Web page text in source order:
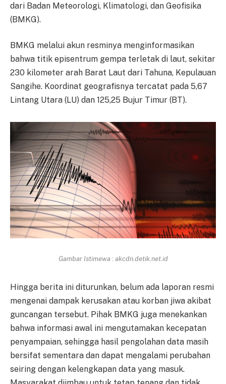
dari Badan Meteorologi, Klimatologi, dan Geofisika
(BMKG).
BMKG melalui akun resminya menginformasikan
bahwa titik episentrum gempa terletak di laut, sekitar
230 kilometer arah Barat Laut dari Tahuna, Kepulauan
Sangihe. Koordinat geografisnya tercatat pada 5,67
Lintang Utara (LU) dan 125,25 Bujur Timur (BT).
Gambar Istimewa : akcdn.detik.net.id
Hingga berita ini diturunkan, belum ada laporan resmi
mengenai dampak kerusakan atau korban jiwa akibat
guncangan tersebut. Pihak BMKG juga menekankan
bahwa informasi awal ini mengutamakan kecepatan
penyampaian, sehingga hasil pengolahan data masih
bersifat sementara dan dapat mengalami perubahan
seiring dengan kelengkapan data yang masuk.